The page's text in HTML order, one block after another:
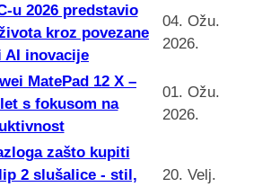
u 2026 predstavio
kroz povezane
AI inovacije
04. Ožu.
2026.
MatePad 12 X –
s fokusom na
01. Ožu.
2026.
zašto kupiti
2 slušalice - stil,
20. Velj.